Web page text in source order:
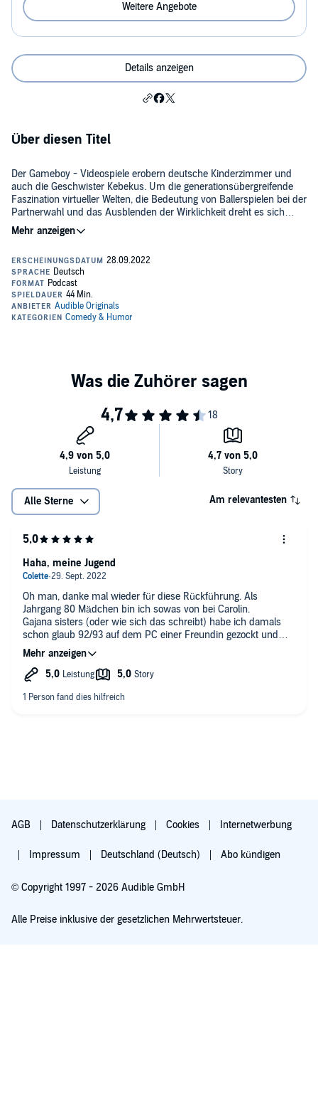
Weitere Angebote
Details anzeigen
Über diesen Titel
Der Gameboy - Videospiele erobern deutsche Kinderzimmer und
auch die Geschwister Kebekus. Um die generationsübergreifende
Faszination virtueller Welten, die Bedeutung von Ballerspielen bei der
Partnerwahl und das Ausblenden der Wirklichkeit dreht es sich
diese Folge.
©2022 Audible Studios (P)2022 Audible Studios
Alle Sterne Am relevantesten
Oh man, danke mal wieder für diese Rückführung. Als
Jahrgang 80 Mädchen bin ich sowas von bei Carolin.
Gajana sisters (oder wie sich das schreibt) habe ich damals
schon glaub 92/93 auf dem PC einer Freundin gezockt und
jaaa, meinen ersten Gameboy gabs 95 und Muddi zockte Tetris
immer aufm Klo, da war sie dann ewig 🤣
Haha, meine Jugend
AGB Datenschutzerklärung Cookies Internetwerbung
Impressum Deutschland (Deutsch) Abo kündigen
© Copyright 1997 - 2026 Audible GmbH
Alle Preise inklusive der gesetzlichen Mehrwertsteuer.